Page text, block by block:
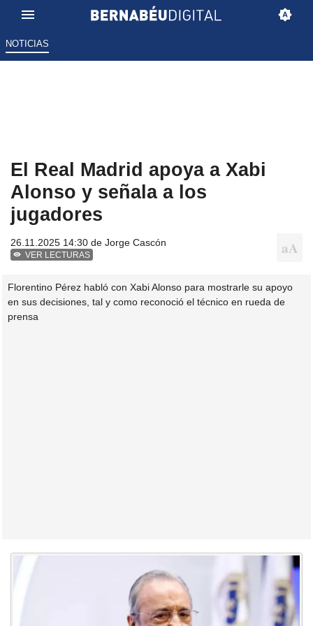
NOTICIAS
El Real Madrid apoya a Xabi
Alonso y señala a los
jugadores
26.11.2025 14:30 de Jorge Cascón
VER LECTURAS
Florentino Pérez habló con Xabi Alonso para mostrarle su apoyo
en sus decisiones, tal y como reconoció el técnico en rueda de
prensa